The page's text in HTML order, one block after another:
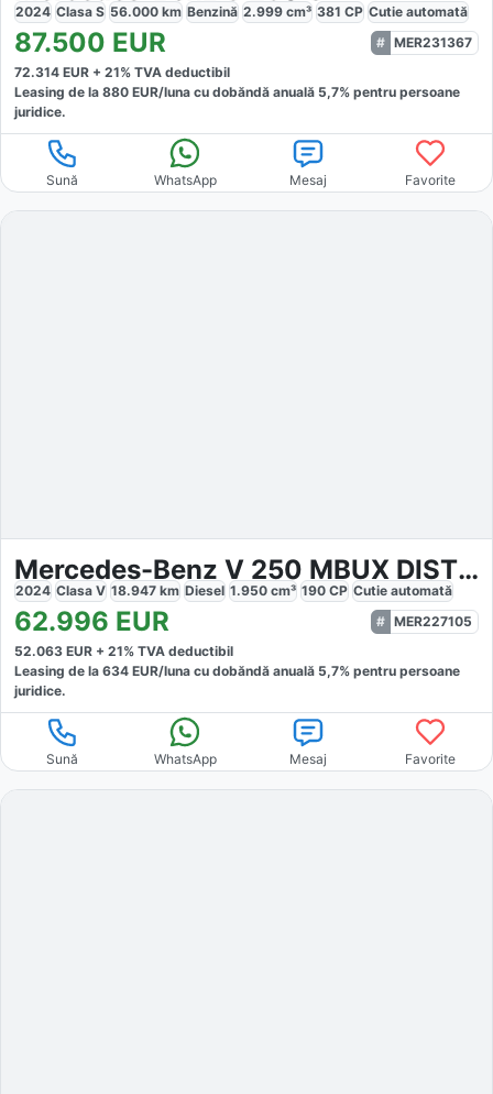
2024 Clasa S 56.000 km Benzină 2.999 cm³ 381 CP Cutie automată
87.500 EUR
MER231367
72.314 EUR + 21% TVA deductibil
Leasing de la 880 EUR/luna cu dobăndă anuală 5,7% pentru persoane
juridice.
Sună WhatsApp Mesaj Favorite
Mercedes-Benz V 250 MBUX DISTRONIC LED 8 SITZE
2024 Clasa V 18.947 km Diesel 1.950 cm³ 190 CP Cutie automată
62.996 EUR
MER227105
52.063 EUR + 21% TVA deductibil
Leasing de la 634 EUR/luna cu dobăndă anuală 5,7% pentru persoane
juridice.
Sună WhatsApp Mesaj Favorite